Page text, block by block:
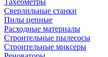
Тахеометры
Сверлильные станки
Пилы цепные
Расходные материалы
Строительные пылесосы
Строительные миксеры